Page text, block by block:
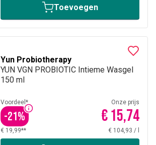
Toevoegen
Yun Probiotherapy
YUN VGN PROBIOTIC Intieme Wasgel
150 ml
Voordeel*
-21%
Onze prijs
€ 15,74
€ 19,99** € 104,93 /